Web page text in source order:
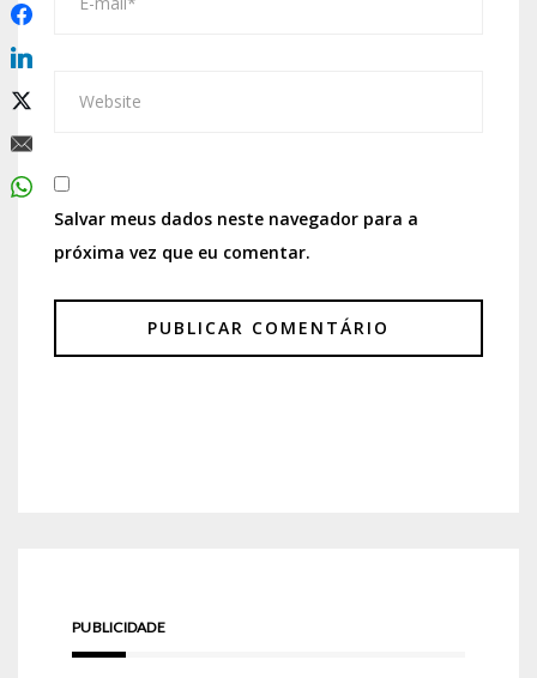
Salvar meus dados neste navegador para a
próxima vez que eu comentar.
PUBLICIDADE